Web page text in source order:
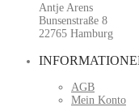
Antje Arens
Bunsenstraße 8
22765 Hamburg
AGB
Mein Konto